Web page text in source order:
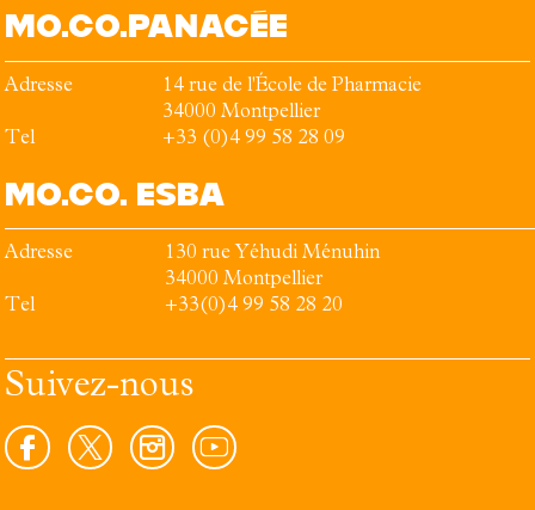
MO.CO. PANACÉE
Adresse
14 rue de l'École de Pharmacie
34000 Montpellier
Tel
+33 (0)4 99 58 28 09
MO.CO. ESBA
Adresse
130 rue Yéhudi Ménuhin
34000 Montpellier
Tel
+33(0)4 99 58 28 20
Suivez-nous